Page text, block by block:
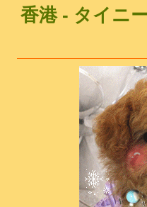
香港 - タイニ